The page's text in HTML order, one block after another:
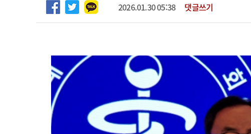
2026.01.30 05:38 댓글쓰기